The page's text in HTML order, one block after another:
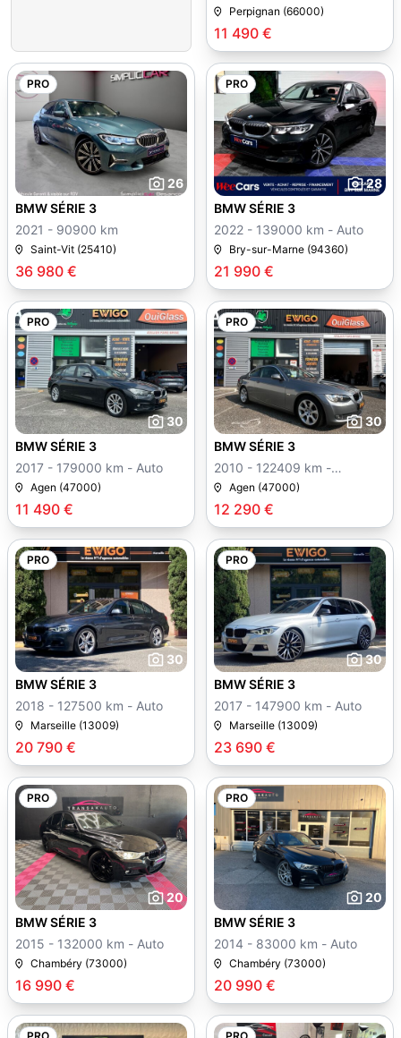
11 490 €
Manuelle
Perpignan (66000)
PRO
26
36 980 €
BMW SÉRIE 3
2021 - 90900 km
Saint-Vit (25410)
PRO
28
21 990 €
BMW SÉRIE 3
2022 - 139000 km - Auto
Bry-sur-Marne (94360)
PRO
30
11 490 €
BMW SÉRIE 3
2017 - 179000 km - Auto
Agen (47000)
PRO
30
12 290 €
BMW SÉRIE 3
2010 - 122409 km -
Manuelle
Agen (47000)
PRO
30
20 790 €
BMW SÉRIE 3
2018 - 127500 km - Auto
Marseille (13009)
PRO
30
23 690 €
BMW SÉRIE 3
2017 - 147900 km - Auto
Marseille (13009)
PRO
20
16 990 €
BMW SÉRIE 3
2015 - 132000 km - Auto
Chambéry (73000)
PRO
20
20 990 €
BMW SÉRIE 3
2014 - 83000 km - Auto
Chambéry (73000)